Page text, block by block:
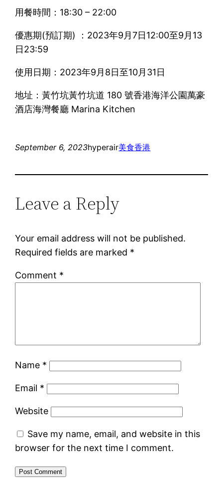
用餐時間：18:30 – 22:00
優惠期(預訂期) ：2023年9月7日12:00至9月13
日23:59
使用日期：2023年9月8日至10月31日
地址：黃竹坑黃竹坑道 180 號香港海洋公園萬豪
酒店海灣餐廳 Marina Kitchen
September 6, 2023hyperair美食香港
Leave a Reply
Your email address will not be published.
Required fields are marked *
Comment *
Name *
Email *
Website
Save my name, email, and website in this
browser for the next time I comment.